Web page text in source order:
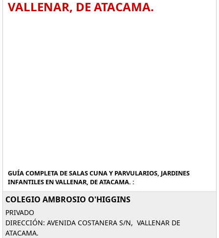
VALLENAR, DE ATACAMA.
GUÍA COMPLETA DE SALAS CUNA Y PARVULARIOS, JARDINES
INFANTILES EN VALLENAR, DE ATACAMA. :
COLEGIO AMBROSIO O'HIGGINS
PRIVADO
DIRECCIÓN: AVENIDA COSTANERA S/N, VALLENAR DE
ATACAMA.